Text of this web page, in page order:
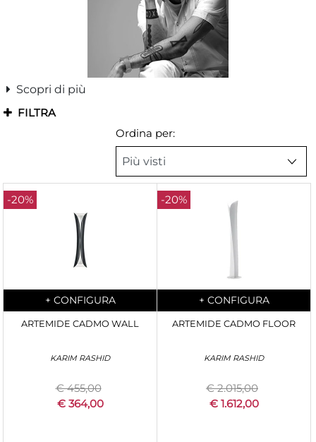
Scopri di più
FILTRA
Ordina per:
-20%
Quantity
+ CONFIGURA
ARTEMIDE CADMO WALL
KARIM RASHID
€ 455,00
€ 364,00
-20%
Quantity
+ CONFIGURA
ARTEMIDE CADMO FLOOR
KARIM RASHID
€ 2.015,00
€ 1.612,00